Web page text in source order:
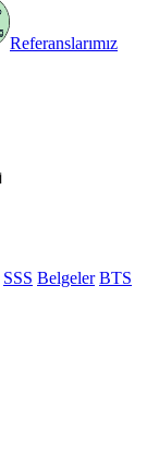
Referanslarımız
SSS Belgeler BTS